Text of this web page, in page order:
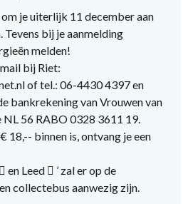
je uiterlijk 11 december aan
Tevens bij je aanmelding
melden!
bij Riet:
of tel.: 06-4430 4397 en
bankrekening van Vrouwen van
56 RABO 0328 3611 19.
18,-- binnen is, ontvang je een
en Leed  ’ zal er op de
collectebus aanwezig zijn.